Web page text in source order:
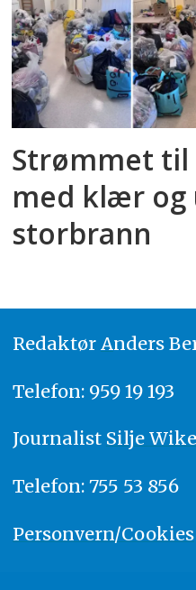
Strømmet til
med klær
storbrann
Redaktør Anders
Telefon: 959 19 193
Journalist Silje
Telefon: 755 53 856
Personvern/Cookies